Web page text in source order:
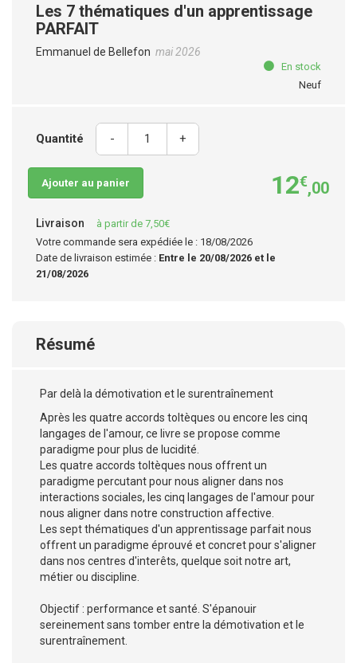
Les 7 thématiques d'un apprentissage
PARFAIT
Emmanuel de Bellefon mai 2026
En stock
Neuf
Quantité - +
Ajouter au panier 12€,00
Livraison
à partir de 7,50€
Votre commande sera expédiée le : 18/08/2026
Date de livraison estimée : Entre le 20/08/2026 et le
21/08/2026
Résumé
Par delà la démotivation et le surentraînement
Après les quatre accords toltèques ou encore les cinq
langages de l'amour, ce livre se propose comme
paradigme pour plus de lucidité.
Les quatre accords toltèques nous offrent un
paradigme percutant pour nous aligner dans nos
interactions sociales, les cinq langages de l'amour pour
nous aligner dans notre construction affective.
Les sept thématiques d'un apprentissage parfait nous
offrent un paradigme éprouvé et concret pour s'aligner
dans nos centres d'interêts, quelque soit notre art,
métier ou discipline.
Objectif : performance et santé. S'épanouir
sereinement sans tomber entre la démotivation et le
surentraînement.